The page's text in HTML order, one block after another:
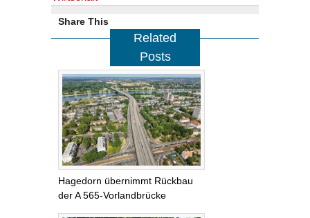
Share This
Related
Posts
Hagedorn übernimmt Rückbau
der A 565-Vorlandbrücke